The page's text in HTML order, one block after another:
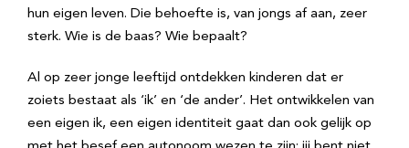
hun eigen leven. Die behoefte is, van jongs af aan, zeer
sterk. Wie is de baas? Wie bepaalt?
Al op zeer jonge leeftijd ontdekken kinderen dat er
zoiets bestaat als ‘ik’ en ‘de ander’. Het ontwikkelen van
een eigen ik, een eigen identiteit gaat dan ook gelijk op